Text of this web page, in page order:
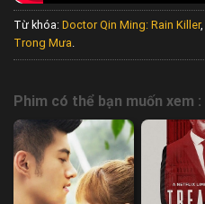
Từ khóa: Doctor Qin Ming: Rain Killer,
Trong Mưa.
Phim có thể bạn muốn xem :